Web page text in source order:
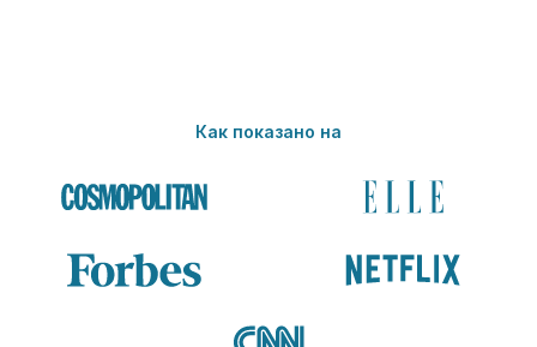
Как показано на